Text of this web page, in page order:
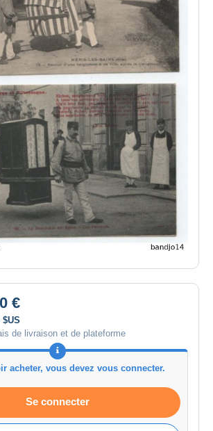
€
$US
de livraison et de plateforme
acheter, vous devez vous connecter.
Se connecter